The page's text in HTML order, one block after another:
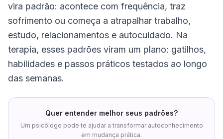
vira padrão: acontece com frequência, traz
sofrimento ou começa a atrapalhar trabalho,
estudo, relacionamentos e autocuidado. Na
terapia, esses padrões viram um plano: gatilhos,
habilidades e passos práticos testados ao longo
das semanas.
Quer entender melhor seus padrões?
Um psicólogo pode te ajudar a transformar autoconhecimento
em mudança prática.